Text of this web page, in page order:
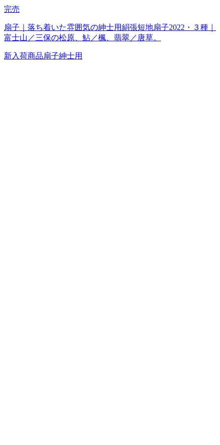
完売
扇子｜落ち着いた雰囲気の紳士用絹張短地扇子2022・３種｜
富士山／三保の松原、鮎／楓、翡翠／唐草。
新入荷商品扇子紳士用